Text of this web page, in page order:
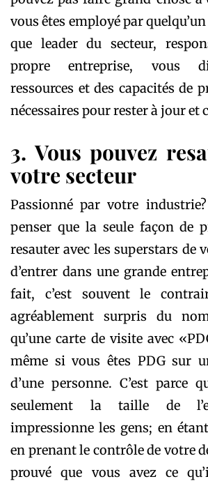
vous êtes employé par
que leader du secteur,
propre entreprise, vous
ressources et des capacités de
nécessaires pour rester à jour
3. Vous pouvez
votre secteur
Passionné par votre
penser que la seule façon de
resauter avec les superstars de
d’entrer dans une grande
fait, c’est souvent le
agréablement surpris du
qu’une carte de visite avec
même si vous êtes PDG sur
d’une personne. C’est parce
seulement la taille de
impressionne les gens; en
en prenant le contrôle de votre
prouvé que vous avez ce